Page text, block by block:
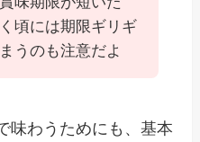
頃には期限ギリギ
うのも注意だよ
味わうためにも、基本